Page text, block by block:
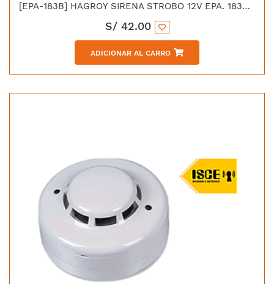
[EPA-183B] HAGROY SIRENA STROBO 12V EPA. 183B C/FLASH
S/ 42.00
ADICIONAR AL CARRO